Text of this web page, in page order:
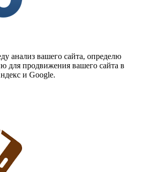
анализ вашего сайта, определю
для продвижения вашего сайта в
и Google.